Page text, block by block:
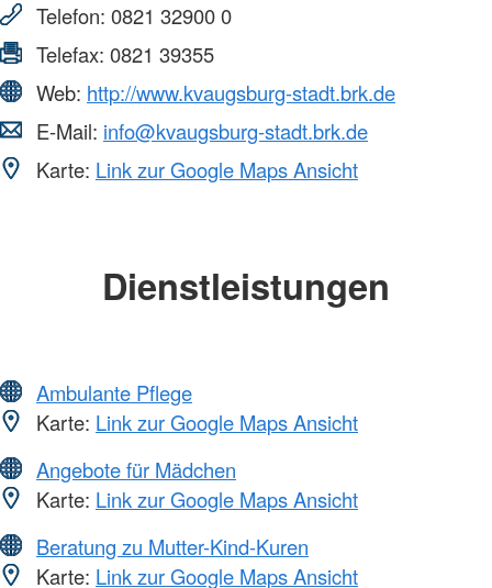
Telefon: 0821 32900 0
Telefax: 0821 39355
Web: http://www.kvaugsburg-stadt.brk.de
E-Mail: info@kvaugsburg-stadt.brk.de
Karte: Link zur Google Maps Ansicht
Dienstleistungen
Ambulante Pflege
Karte: Link zur Google Maps Ansicht
Angebote für Mädchen
Karte: Link zur Google Maps Ansicht
Beratung zu Mutter-Kind-Kuren
Karte: Link zur Google Maps Ansicht